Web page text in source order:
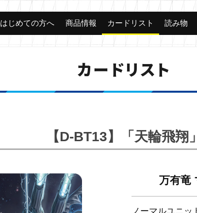
はじめての方へ 商品情報 カードリスト 読み物
カードリスト
【D-BT13】「天輪飛翔」
万有竜
ノーマルユニッ